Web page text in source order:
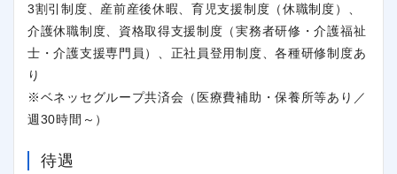
3割引制度、産前産後休暇、育児支援制度（休職制度）、
介護休職制度、資格取得支援制度（実務者研修・介護福祉
士・介護支援専門員）、正社員登用制度、各種研修制度あ
り
※ベネッセグループ共済会（医療費補助・保養所等あり／
週30時間～）
待遇